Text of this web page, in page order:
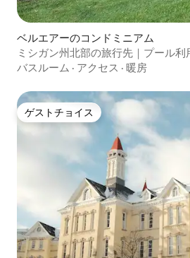
ベルエアーのコンドミニアム
ミシガン州北部の旅行先｜プール
バスルーム · アクセス · 暖房
ゲストチョイス
ゲストチョイス